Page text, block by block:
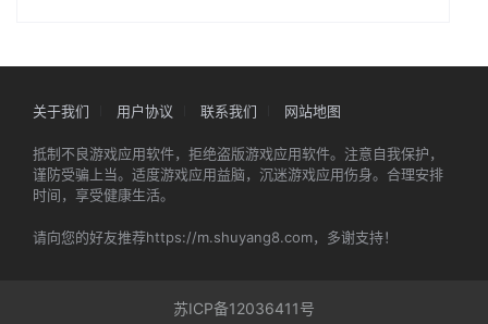
关于我们 用户协议 联系我们 网站地图
抵制不良游戏应用软件，拒绝盗版游戏应用软件。注意自我保护，
谨防受骗上当。适度游戏应用益脑，沉迷游戏应用伤身。合理安排
时间，享受健康生活。
请向您的好友推荐https://m.shuyang8.com，多谢支持！
苏ICP备12036411号